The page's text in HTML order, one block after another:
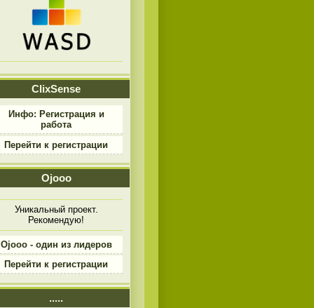
ClixSense
Инфо: Регистрация и
работа
Перейти к регистрации
Ojooo
Уникальный проект.
Рекомендую!
Ojooo - один из лидеров
Перейти к регистрации
.....